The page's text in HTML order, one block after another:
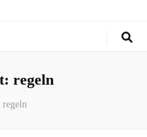
regeln
regeln